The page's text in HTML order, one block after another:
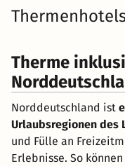
Therme
Norddeutschland ist
Urlaubsregionen des
und Fülle an
Erlebnisse. So